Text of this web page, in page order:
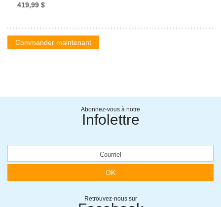
419,99 $
Commander maintenant
Abonnez-vous à notre
Infolettre
OK
Retrouvez-nous sur